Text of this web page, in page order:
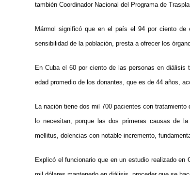
también Coordinador Nacional del Programa de
Mármol significó que en el país el 94 por ciento
sensibilidad de la población, presta a ofrecer los
En Cuba el 60 por ciento de las personas en
edad promedio de los donantes, que es de 44 años,
La nación tiene dos mil 700 pacientes con
lo necesitan, porque las dos primeras causas de
mellitus, dolencias con notable incremento,
Explicó el funcionario que en un estudio realizado